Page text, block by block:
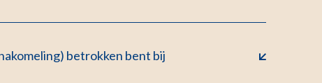
betrokken bent bij